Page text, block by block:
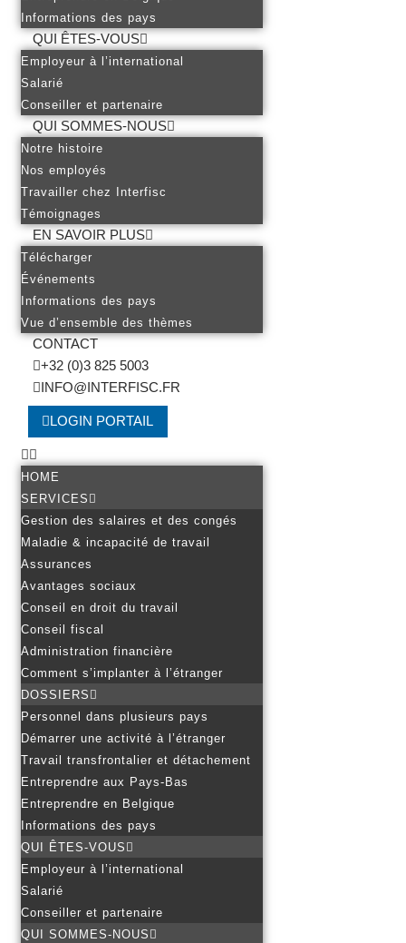
Informations des pays
QUI ÊTES-VOUS
Employeur à l’international
Salarié
Conseiller et partenaire
QUI SOMMES-NOUS
Notre histoire
Nos employés
Travailler chez Interfisc
Témoignages
EN SAVOIR PLUS
Télécharger
Événements
Informations des pays
Vue d’ensemble des thèmes
CONTACT
+32 (0)3 825 5003
INFO@INTERFISC.FR
LOGIN PORTAIL
HOME
SERVICES
Gestion des salaires et des congés
Maladie & incapacité de travail
Assurances
Avantages sociaux
Conseil en droit du travail
Conseil fiscal
Administration financière
Comment s’implanter à l’étranger
DOSSIERS
Personnel dans plusieurs pays
Démarrer une activité à l’étranger
Travail transfrontalier et détachement
Entreprendre aux Pays-Bas
Entreprendre en Belgique
Informations des pays
QUI ÊTES-VOUS
Employeur à l’international
Salarié
Conseiller et partenaire
QUI SOMMES-NOUS